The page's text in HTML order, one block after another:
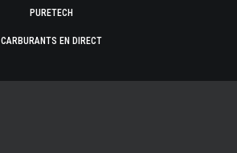
PURETECH
CARBURANTS EN DIRECT